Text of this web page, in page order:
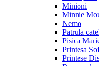
Minioni
Minnie
Nemo
Patrula
Pisica
Printesa
Printese